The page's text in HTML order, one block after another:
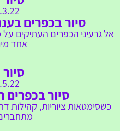
סיור בכפרים
אל גרעיני הכפרים העתיקים על
אחד
סיור 4:
סיור
כשסימטאות ציוריות, קהילות